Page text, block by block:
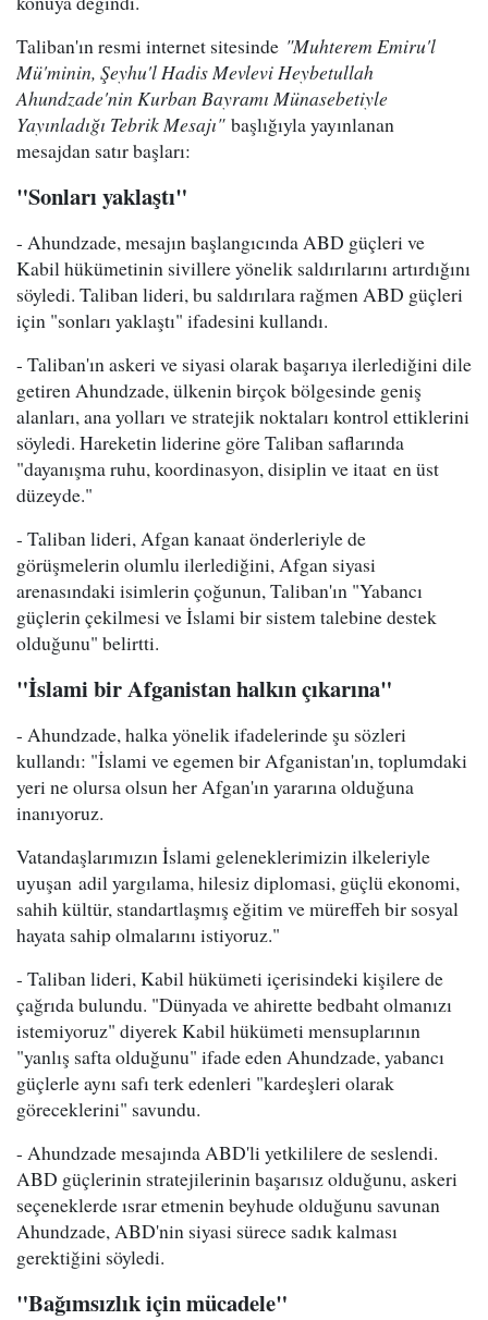
Taliban'ın resmi internet sitesinde "Muhterem Emiru'l
Mü'minin, Şeyhu'l Hadis Mevlevi Heybetullah
Ahundzade'nin Kurban Bayramı Münasebetiyle
Yayınladığı Tebrik Mesajı"başlığıyla yayınlanan
mesajdan satır başları:
"Sonları yaklaştı"
- Ahundzade, mesajın başlangıcında ABD güçleri ve
Kabil hükümetinin sivillere yönelik saldırılarını artırdığını
söyledi. Taliban lideri, bu saldırılara rağmen ABD güçleri
için "sonları yaklaştı" ifadesini kullandı.
- Taliban'ın askeri ve siyasi olarak başarıya ilerlediğini dile
getiren Ahundzade, ülkenin birçok bölgesinde geniş
alanları, ana yolları ve stratejik noktaları kontrol ettiklerini
söyledi. Hareketin liderine göre Taliban saflarında
"dayanışma ruhu, koordinasyon, disiplin ve itaat en üst
düzeyde."
- Taliban lideri, Afgan kanaat önderleriyle de
görüşmelerin olumlu ilerlediğini, Afgan siyasi
arenasındaki isimlerin çoğunun, Taliban'ın "Yabancı
güçlerin çekilmesi ve İslami bir sistem talebine destek
olduğunu" belirtti.
"İslami bir Afganistan halkın çıkarına"
- Ahundzade, halka yönelik ifadelerinde şu sözleri
kullandı: "İslami ve egemen bir Afganistan'ın, toplumdaki
yeri ne olursa olsun her Afgan'ın yararına olduğuna
inanıyoruz.
Vatandaşlarımızın İslami geleneklerimizin ilkeleriyle
uyuşan adil yargılama, hilesiz diplomasi, güçlü ekonomi,
sahih kültür, standartlaşmış eğitim ve müreffeh bir sosyal
hayata sahip olmalarını istiyoruz."
- Taliban lideri, Kabil hükümeti içerisindeki kişilere de
çağrıda bulundu. "Dünyada ve ahirette bedbaht olmanızı
istemiyoruz" diyerek Kabil hükümeti mensuplarının
"yanlış safta olduğunu" ifade eden Ahundzade, yabancı
güçlerle aynı safı terk edenleri "kardeşleri olarak
göreceklerini" savundu.
- Ahundzade mesajında ABD'li yetkililere de seslendi.
ABD güçlerinin stratejilerinin başarısız olduğunu, askeri
seçeneklerde ısrar etmenin beyhude olduğunu savunan
Ahundzade, ABD'nin siyasi sürece sadık kalması
gerektiğini söyledi.
"Bağımsızlık için mücadele"